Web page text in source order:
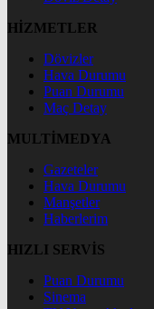
HİZMETLER
Dövizler
Hava Durumu
Puan Durumu
Maç Detay
MULTİMEDYA
Gazeteler
Hava Durumu
Manşetler
Haberlerim
HIZLI SERVİS
Puan Durumu
Sinema